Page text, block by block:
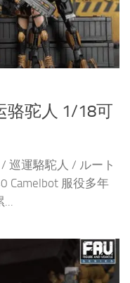
骆驼人 1/18可
巡運駱駝人 / ルート
Camelbot 服役多年
...